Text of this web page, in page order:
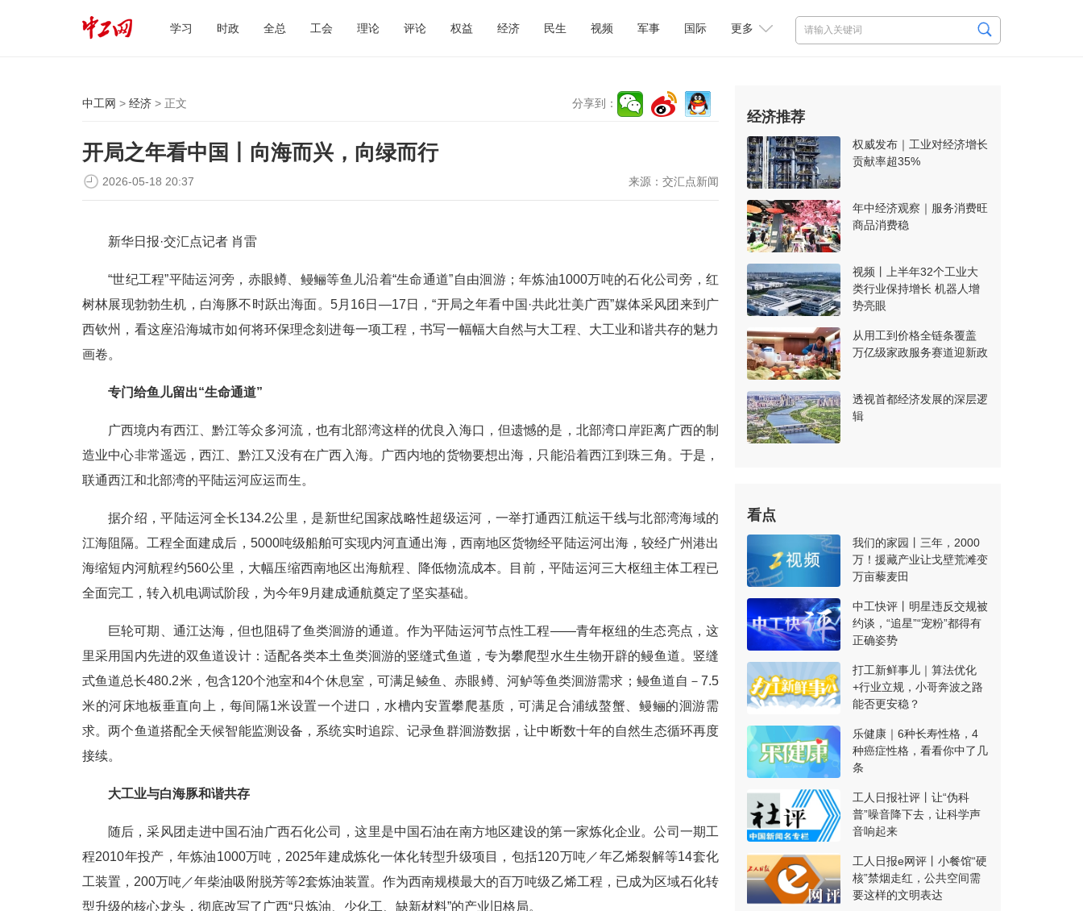
学习 时政 全总 工会 理论 评论 权益 经济 民生 视频 军事 国际 更多
中工网 > 经济 > 正文 分享到：
开局之年看中国丨向海而兴，向绿而行
来源： 交汇点新闻
2026-05-18 20:37
新华日报·交汇点记者 肖雷
“世纪工程”平陆运河旁，赤眼鳟、鳗鲡等鱼儿沿着“生命通道”自由洄游；年炼油1000万吨的石化公司旁，红
树林展现勃勃生机，白海豚不时跃出海面。5月16日—17日，“开局之年看中国·共此壮美广西”媒体采风团来到广
西钦州，看这座沿海城市如何将环保理念刻进每一项工程，书写一幅幅大自然与大工程、大工业和谐共存的魅力
画卷。
专门给鱼儿留出“生命通道”
广西境内有西江、黔江等众多河流，也有北部湾这样的优良入海口，但遗憾的是，北部湾口岸距离广西的制
造业中心非常遥远，西江、黔江又没有在广西入海。广西内地的货物要想出海，只能沿着西江到珠三角。于是，
联通西江和北部湾的平陆运河应运而生。
据介绍，平陆运河全长134.2公里，是新世纪国家战略性超级运河，一举打通西江航运干线与北部湾海域的
江海阻隔。工程全面建成后，5000吨级船舶可实现内河直通出海，西南地区货物经平陆运河出海，较经广州港出
海缩短内河航程约560公里，大幅压缩西南地区出海航程、降低物流成本。目前，平陆运河三大枢纽主体工程已
全面完工，转入机电调试阶段，为今年9月建成通航奠定了坚实基础。
巨轮可期、通江达海，但也阻碍了鱼类洄游的通道。作为平陆运河节点性工程——青年枢纽的生态亮点，这
里采用国内先进的双鱼道设计：适配各类本土鱼类洄游的竖缝式鱼道，专为攀爬型水生生物开辟的鳗鱼道。竖缝
式鱼道总长480.2米，包含120个池室和4个休息室，可满足鲮鱼、赤眼鳟、河鲈等鱼类洄游需求；鳗鱼道自－7.5
米的河床地板垂直向上，每间隔1米设置一个进口，水槽内安置攀爬基质，可满足合浦绒螯蟹、鳗鲡的洄游需
求。两个鱼道搭配全天候智能监测设备，系统实时追踪、记录鱼群洄游数据，让中断数十年的自然生态循环再度
接续。
大工业与白海豚和谐共存
随后，采风团走进中国石油广西石化公司，这里是中国石油在南方地区建设的第一家炼化企业。公司一期工
程2010年投产，年炼油1000万吨，2025年建成炼化一体化转型升级项目，包括120万吨／年乙烯裂解等14套化
工装置，200万吨／年柴油吸附脱芳等2套炼油装置。作为西南规模最大的百万吨级乙烯工程，已成为区域石化转
型升级的核心龙头，彻底改写了广西“只炼油、少化工、缺新材料”的产业旧格局。
经济推荐
权威发布｜工业对经济增长
贡献率超35%
年中经济观察｜服务消费旺
商品消费稳
视频丨上半年32个工业大
类行业保持增长 机器人增
势亮眼
从用工到价格全链条覆盖
万亿级家政服务赛道迎新政
透视首都经济发展的深层逻
辑
看点
我们的家园丨三年，2000
万！援藏产业让戈壁荒滩变
万亩藜麦田
中工快评丨明星违反交规被
约谈，“追星”“宠粉”都得有
正确姿势
打工新鲜事儿｜算法优化
+行业立规，小哥奔波之路
能否更安稳？
乐健康｜6种长寿性格，4
种癌症性格，看看你中了几
条
工人日报社评丨让“伪科
普”噪音降下去，让科学声
音响起来
工人日报e网评丨小餐馆“硬
核”禁烟走红，公共空间需
要这样的文明表达